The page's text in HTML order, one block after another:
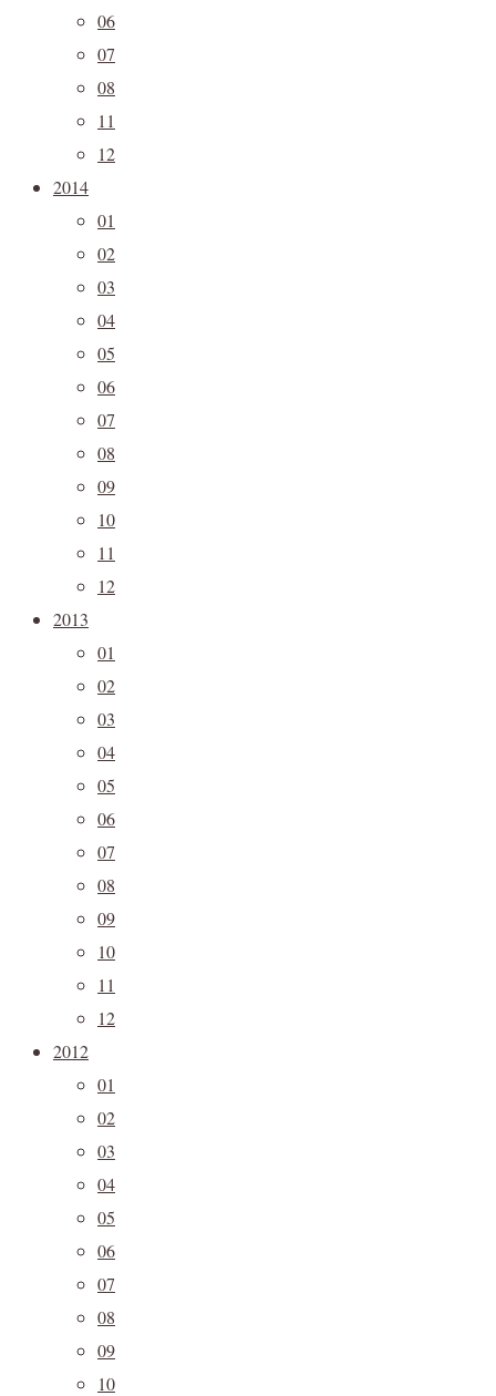
06
07
08
11
12
2014
01
02
03
04
05
06
07
08
09
10
11
12
2013
01
02
03
04
05
06
07
08
09
10
11
12
2012
01
02
03
04
05
06
07
08
09
10